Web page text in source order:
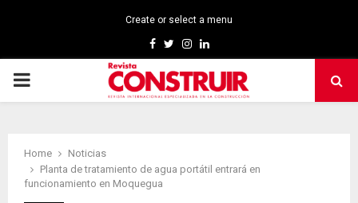
Create or select a menu
Facebook
TwitterInstagram
Linkedin
PRIMARY
Home
Noticias
Planta de tratamiento de agua portátil entrará en
funcionamiento en Moquegua